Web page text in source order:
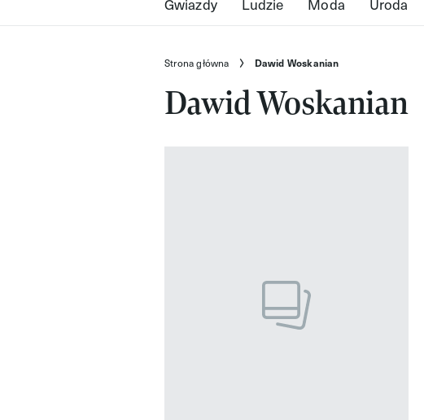
Strona główna Dawid Woskanian
Dawid Woskanian